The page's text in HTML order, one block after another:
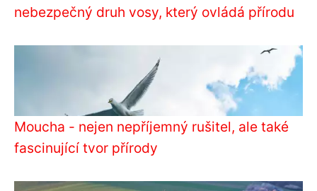
nebezpečný druh vosy, který ovládá přírodu
Moucha - nejen nepříjemný rušitel, ale také
fascinující tvor přírody